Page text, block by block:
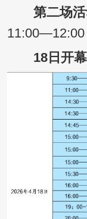
第二场
11:00—12:00
18日开